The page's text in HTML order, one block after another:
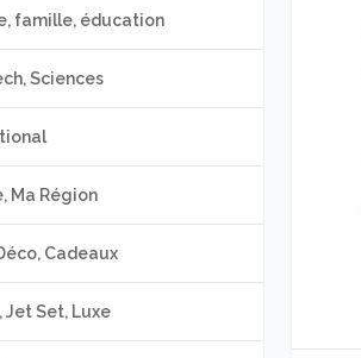
famille, éducation
Sciences
Ma Région
Cadeaux
Jet Set, Luxe